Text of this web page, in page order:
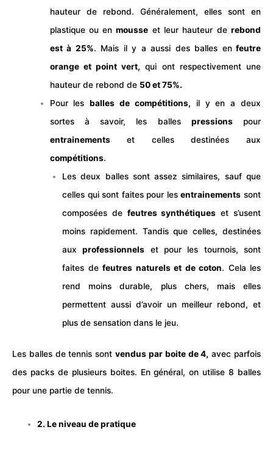
hauteur de rebond. Généralement, elles sont en
plastique ou enmousse et leur hauteur derebond
est à 25%. Mais il y a aussi des balles enfeutre
orange et point vert, qui ont respectivement une
hauteur de rebond de 50 et 75%.
Pour lesballes de compétitions, il y en a deux
sortes à savoir, les balles pressionspour
entrainementset celles destinées aux
compétitions.
Les deux balles sont assez similaires, sauf que
celles qui sont faites pour lesentrainements sont
composées de feutres synthétiques et s’usent
moins rapidement. Tandis que celles, destinées
auxprofessionnels et pour les tournois, sont
faites defeutres naturels et de coton. Cela les
rend moins durable, plus chers, mais elles
permettent aussi d’avoir un meilleur rebond, et
plus de sensation dans le jeu.
Les balles de tennis sontvendus par boite de 4, avec parfois
des packs de plusieurs boites. En général, on utilise 8 balles
pour une partie de tennis.
2. Le niveau de pratique